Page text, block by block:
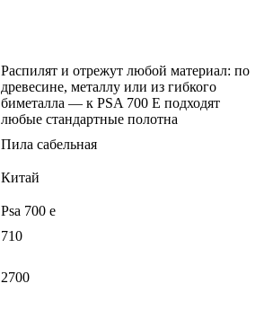
Распилят и отрежут любой материал: по
древесине, металлу или из гибкого
биметалла — к PSA 700 E подходят
любые стандартные полотна
Пила сабельная
Китай
Psa 700 e
710
2700